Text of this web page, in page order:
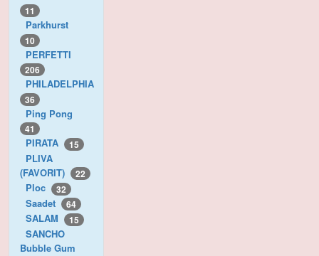
11
Parkhurst
10
PERFETTI
206
PHILADELPHIA
36
Ping Pong
41
PIRATA 15
PLIVA
(FAVORIT)
22
Ploc 32
Saadet 64
SALAM 15
SANCHO
Bubble Gum